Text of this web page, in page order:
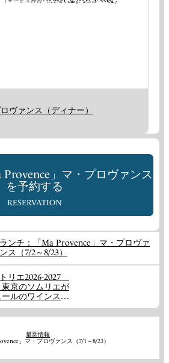
ヴァンス（ディナー）
ランチ：「Ma Provence」マ・プロヴァ
ンス（7/2～8/23）
リエ2026-2027
東京のソムリエが
ルのワインスク
ール
」マ・プロヴァンス
を予約する
RESERVATION
最新情報
」マ・プロヴァンス（7/1～8/23）